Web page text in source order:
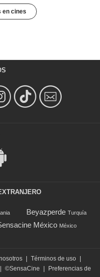
en cines
Beyazperde Turquía
México México
Términos de uso
©SensaCine
Preferencias de